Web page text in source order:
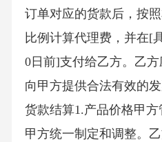
订单对应的货款后，按
比例计算代理费，并在[
0日前]支付给乙方。乙
向甲方提供合法有效的
货款结算1.产品价格甲
甲方统一制定和调整。